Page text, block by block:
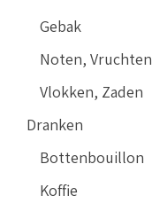
Gebak
Noten, Vruchten
Vlokken, Zaden
Dranken
Bottenbouillon
Koffie